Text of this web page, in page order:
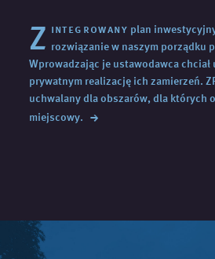
Z integrowany plan
rozwiązanie w naszym porządku
Wprowadzając je ustawodawca
prywatnym realizację ich zamierzeń.
uchwalany dla obszarów, dla których
miejscowy. →